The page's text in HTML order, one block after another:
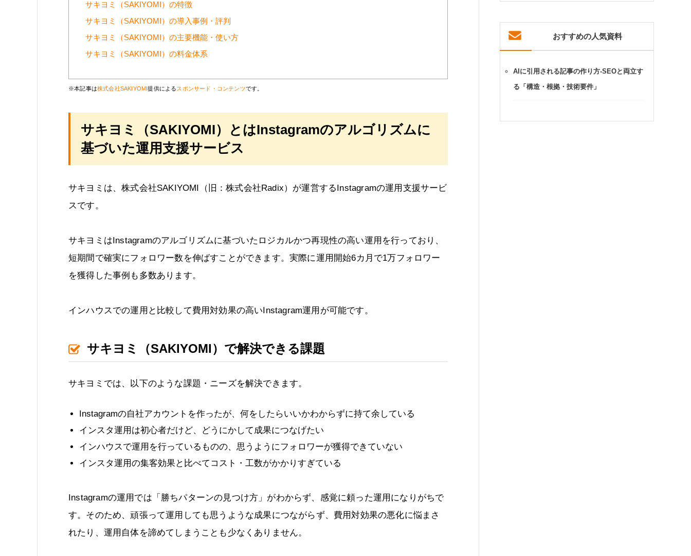
サキヨミ（SAKIYOMI）の特徴
サキヨミ（SAKIYOMI）の導入事例・評判
サキヨミ（SAKIYOMI）の主要機能・使い方
サキヨミ（SAKIYOMI）の料金体系
※本記事は株式会社SAKIYOMI提供によるスポンサード・コンテンツです。
サキヨミ（SAKIYOMI）とはInstagramのアルゴリズムに
基づいた運用支援サービス
サキヨミは、株式会社SAKIYOMI（旧：株式会社Radix）が運営するInstagramの運用支援サービ
スです。
サキヨミはInstagramのアルゴリズムに基づいたロジカルかつ再現性の高い運用を行っており、
短期間で確実にフォロワー数を伸ばすことができます。実際に運用開始6カ月で1万フォロワー
を獲得した事例も多数あります。
インハウスでの運用と比較して費用対効果の高いInstagram運用が可能です。
サキヨミ（SAKIYOMI）で解決できる課題
サキヨミでは、以下のような課題・ニーズを解決できます。
Instagramの自社アカウントを作ったが、何をしたらいいかわからずに持て余している
インスタ運用は初心者だけど、どうにかして成果につなげたい
インハウスで運用を行っているものの、思うようにフォロワーが獲得できていない
インスタ運用の集客効果と比べてコスト・工数がかかりすぎている
Instagramの運用では「勝ちパターンの見つけ方」がわからず、感覚に頼った運用になりがちで
す。そのため、頑張って運用しても思うような成果につながらず、費用対効果の悪化に悩まさ
れたり、運用自体を諦めてしまうことも少なくありません。
おすすめの人気資料
AIに引用される記事の作り方-SEOと両立す
る「構造・根拠・技術要件」